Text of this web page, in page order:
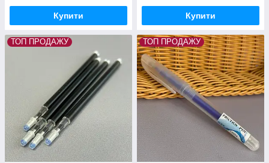
Купити Купити
ТОП ПРОДАЖУ ТОП ПРОДАЖУ